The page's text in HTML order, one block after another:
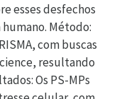
esses desfechos
Método:
com buscas
resultando
Os PS-MPs